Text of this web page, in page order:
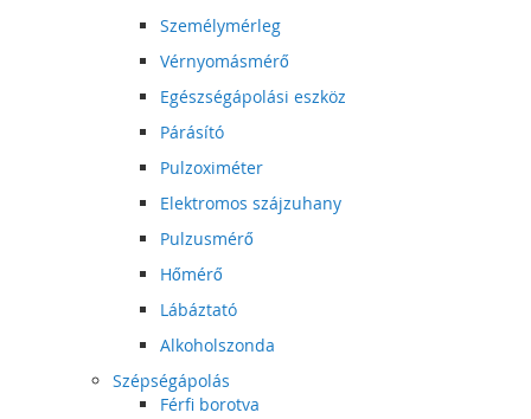
Személymérleg
Vérnyomásmérő
Egészségápolási eszköz
Párásító
Pulzoximéter
Elektromos szájzuhany
Pulzusmérő
Hőmérő
Lábáztató
Alkoholszonda
Szépségápolás
Férfi borotva